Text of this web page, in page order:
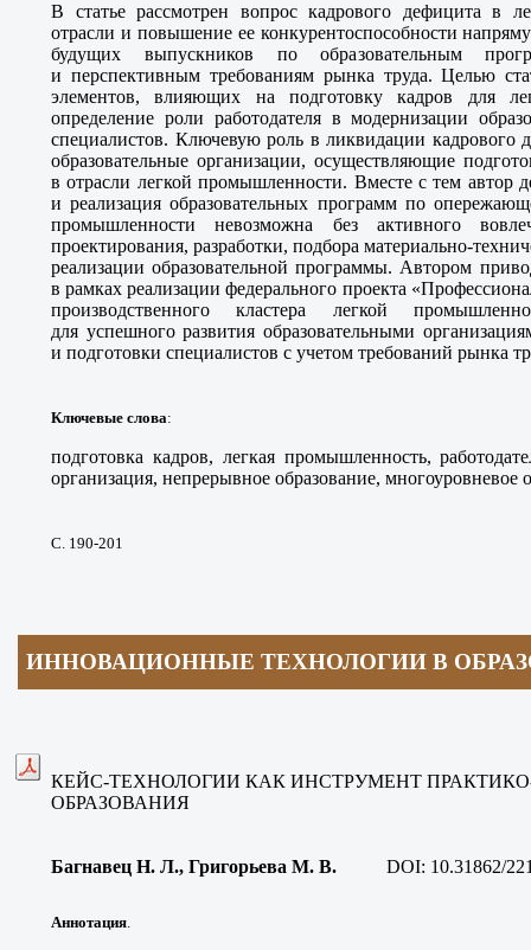
В статье рассмотрен вопрос кадрового дефицита в
отрасли и повышение ее конкурентоспособности
будущих выпускников по образовательным
и перспективным требованиям рынка труда. Целью
элементов, влияющих на подготовку кадров для
определение роли работодателя в модернизации
специалистов. Ключевую роль в ликвидации кадрового
образовательные организации, осуществляющие
в отрасли легкой промышленности. Вместе с тем автор
и реализация образовательных программ по
промышленности невозможна без активного
проектирования, разработки, подбора материально-
реализации образовательной программы. Автором
в рамках реализации федерального проекта
производственного кластера легкой
для успешного развития образовательными
и подготовки специалистов с учетом требований рынка
Ключевые слова:
подготовка кадров, легкая промышленность,
организация, непрерывное образование, многоуровневое
С. 190-201
ИННОВАЦИОННЫЕ ТЕХНОЛОГИИ В
КЕЙС-ТЕХНОЛОГИИ КАК ИНСТРУМЕНТ
ОБРАЗОВАНИЯ
Багнавец Н. Л., Григорьева М. В. DOI: 10.31862/
Аннотация.